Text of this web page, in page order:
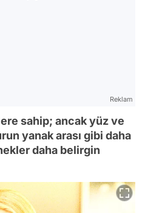
Reklam
sahip; ancak yüz ve
yanak arası gibi daha
daha belirgin